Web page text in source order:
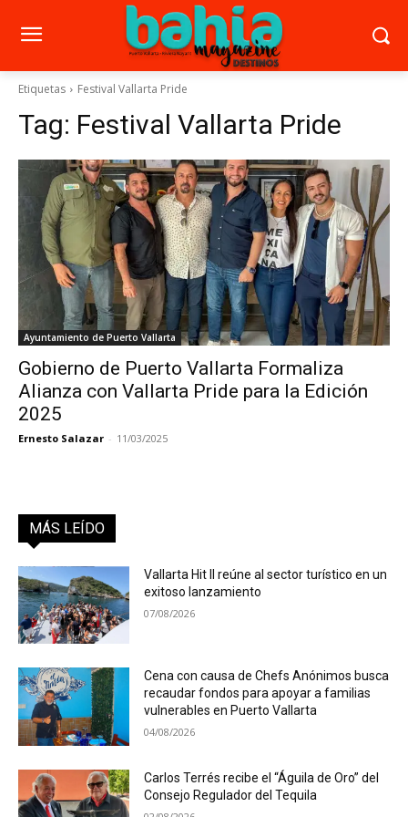
Etiquetas Festival Vallarta Pride
Tag: Festival Vallarta Pride
Ayuntamiento de Puerto Vallarta
Gobierno de Puerto Vallarta Formaliza
Alianza con Vallarta Pride para la Edición
2025
Ernesto Salazar - 11/03/2025
MÁS LEÍDO
Vallarta Hit II reúne al sector turístico en un
exitoso lanzamiento
07/08/2026
Cena con causa de Chefs Anónimos busca
recaudar fondos para apoyar a familias
vulnerables en Puerto Vallarta
04/08/2026
Carlos Terrés recibe el “Águila de Oro” del
Consejo Regulador del Tequila